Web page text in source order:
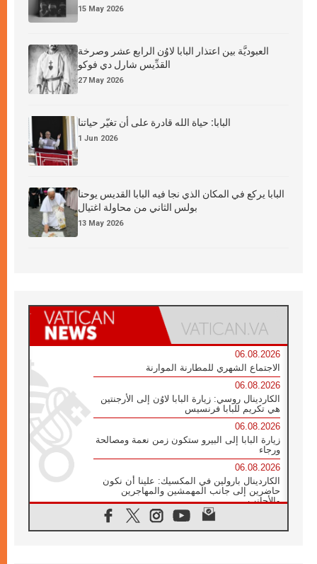
15 May 2026
العبوديَّة بين اعتذار البابا لاوُن الرابع عشر وصرخة
القدِّيس شارل دي فوكو
27 May 2026
البابا: حياة الله قادرة على أن تغيّر حياتنا
1 Jun 2026
البابا يركع في المكان الذي نجا فيه البابا القديس يوحنا
بولس الثاني من محاولة اغتيال
13 May 2026
06.08.2026
الاجتماع الشهري للمطارنة الموارنة
06.08.2026
الكاردينال روسي: زيارة البابا لاوُن إلى الأرجنتين
هي تكريم للبابا فرنسيس
06.08.2026
زيارة البابا إلى البيرو ستكون زمن نعمة ومصالحة
ورجاء
06.08.2026
الكاردينال بارولين في المكسيك: علينا أن نكون
حاضرين إلى جانب المهمشين والمهاجرين
والأجانب
البابا لاوُن الرابع عشر للشباب في أسيزي: